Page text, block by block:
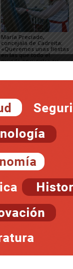
María Preciado,
concejala de Cadreita:
«Queremos unas fiestas
en las que todo el
mundo encuentre su